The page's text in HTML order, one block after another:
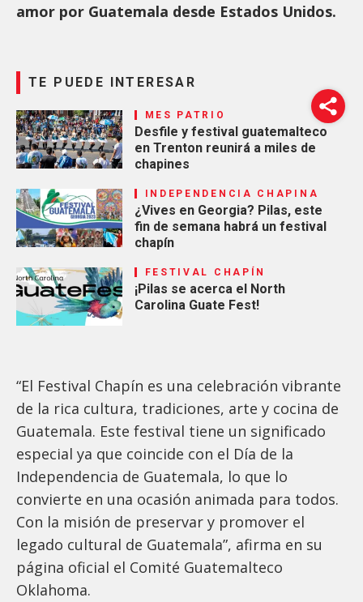
amor por Guatemala desde Estados Unidos.
TE PUEDE INTERESAR
MES PATRIO
Desfile y festival guatemalteco
en Trenton reunirá a miles de
chapines
INDEPENDENCIA CHAPINA
¿Vives en Georgia? Pilas, este
fin de semana habrá un festival
chapín
FESTIVAL CHAPÍN
¡Pilas se acerca el North
Carolina Guate Fest!
“El Festival Chapín es una celebración vibrante
de la rica cultura, tradiciones, arte y cocina de
Guatemala. Este festival tiene un significado
especial ya que coincide con el Día de la
Independencia de Guatemala, lo que lo
convierte en una ocasión animada para todos.
Con la misión de preservar y promover el
legado cultural de Guatemala”, afirma en su
página oficial el Comité Guatemalteco
Oklahoma.